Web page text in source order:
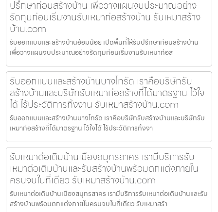
ปรึกษาก่อนสร้างบ้าน เพื่อวางแผนงบประมาณอย่าง
รัดกุมก่อนเริ่มงานรับเหมาก่อสร้างบ้าน รับเหมาสร้าง
บ้าน.com
รับออกแบบและสร้างบ้านอ้อมน้อย เปิดพื้นที่ให้รับปรึกษาก่อนสร้างบ้าน
เพื่อวางแผนงบประมาณอย่างรัดกุมก่อนเริ่มงานรับเหมาก่อส
รับออกแบบและสร้างบ้านบางโทรัด เราคือบริษัทรับ
สร้างบ้านและบริษัทรับเหมาก่อสร้างที่ได้มาตรฐาน ไว้ใจ
ได้ ไร้ประวัติการทิ้งงาน รับเหมาสร้างบ้าน.com
รับออกแบบและสร้างบ้านบางโทรัด เราคือบริษัทรับสร้างบ้านและบริษัทรับ
เหมาก่อสร้างที่ได้มาตรฐาน ไว้ใจได้ ไร้ประวัติการทิ้งงา
รับเหมาต่อเติมบ้านเมืองสมุทรสาคร เรามีบริการรับ
เหมาต่อเติมบ้านและรับสร้างบ้านพร้อมตกแต่งภายใน
ครบจบในที่เดียว รับเหมาสร้างบ้าน.com
รับเหมาต่อเติมบ้านเมืองสมุทรสาคร เรามีบริการรับเหมาต่อเติมบ้านและรับ
สร้างบ้านพร้อมตกแต่งภายในครบจบในที่เดียว รับเหมาสร้า